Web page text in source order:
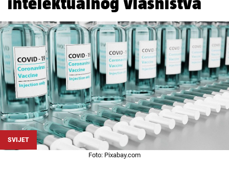
SVIJET
Foto: Pixabay.com